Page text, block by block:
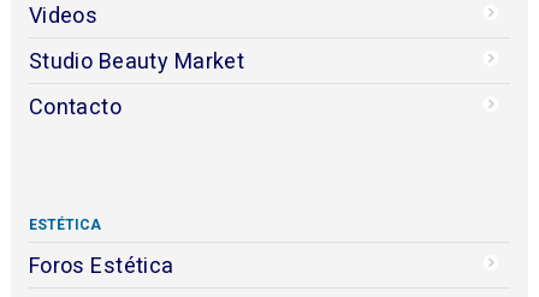
Videos
Studio Beauty Market
Contacto
ESTÉTICA
Foros Estética